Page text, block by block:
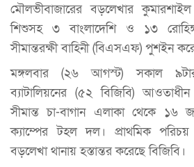
মৌলভীবাজারের বড়লেখার
শিশুসহ ৩ বাংলাদেশি ও ১৩
সীমান্তরক্ষী বাহিনী (বিএসএফ) পুশইন
মঙ্গলবার (২৬ আগস্ট) সকাল ৯টার
ব্যাটালিয়নের (৫২ বিজিবি)
সীমান্ত চা-বাগান এলাকা থেকে
ক্যাম্পের টহল দল। প্রাথমিক
বড়লেখা থানায় হস্তান্তর করেছে বিজিবি।